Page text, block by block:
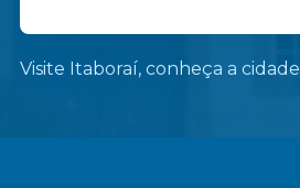
Visite Itaboraí, conheça a cidade